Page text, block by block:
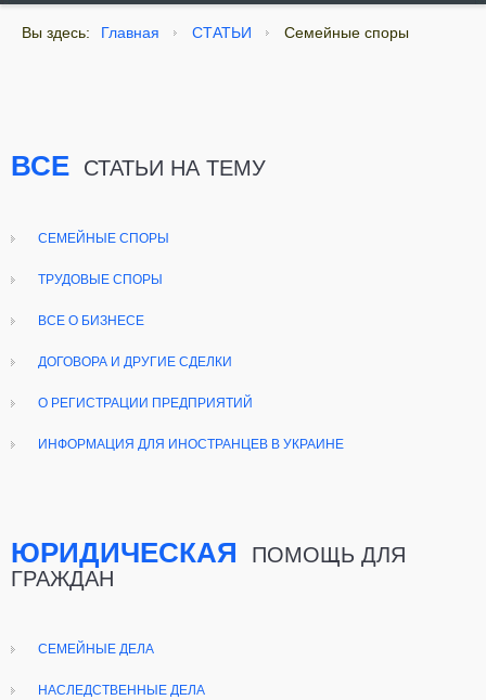
Вы здесь: Главная СТАТЬИ Семейные споры
ВСЕ СТАТЬИ НА ТЕМУ
СЕМЕЙНЫЕ СПОРЫ
ТРУДОВЫЕ СПОРЫ
ВСЕ О БИЗНЕСЕ
ДОГОВОРА И ДРУГИЕ СДЕЛКИ
О РЕГИСТРАЦИИ ПРЕДПРИЯТИЙ
ИНФОРМАЦИЯ ДЛЯ ИНОСТРАНЦЕВ В УКРАИНЕ
ЮРИДИЧЕСКАЯ
ПОМОЩЬ ДЛЯ
ГРАЖДАН
СЕМЕЙНЫЕ ДЕЛА
НАСЛЕДСТВЕННЫЕ ДЕЛА